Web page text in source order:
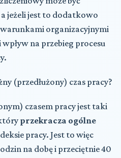
a jeżeli jest to dodatkowo
organizacyjnymi
na przebieg procesu
(przedłużony) czas pracy?
czasem pracy jest taki
przekracza ogólne
pracy. Jest to więc
na dobę i przeciętnie 40